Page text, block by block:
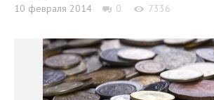
10 февраля 2014 0 7336